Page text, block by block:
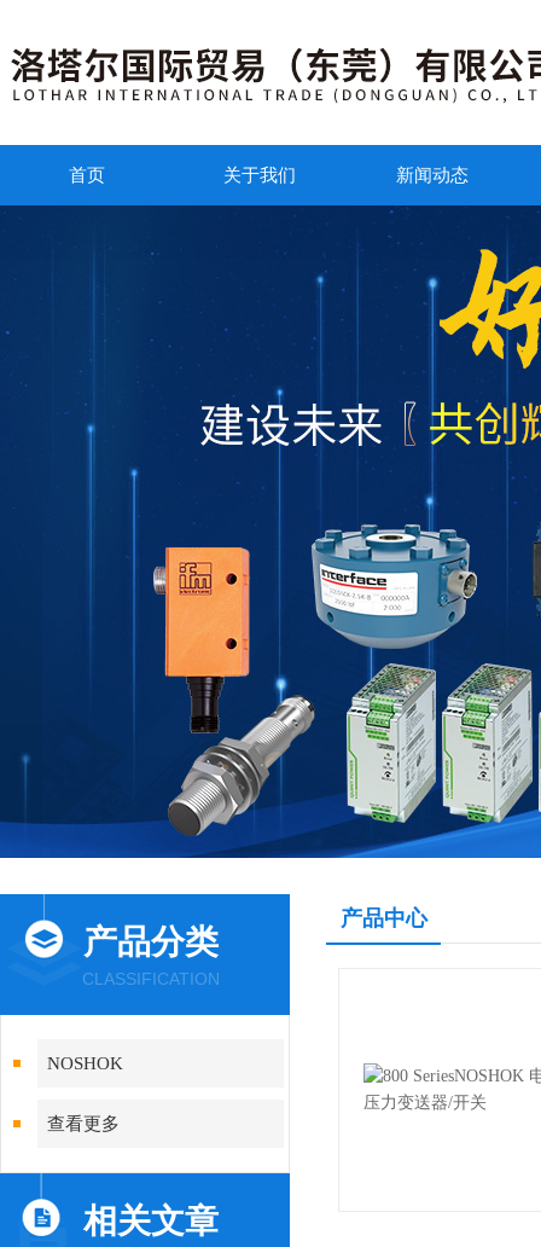
首页 关于我们 新闻动态
产品分类
CLASSIFICATION
NOSHOK
查看更多
相关文章
产品中心